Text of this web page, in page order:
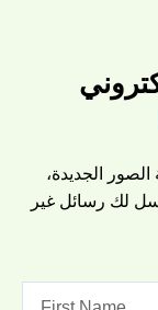
الجديدة،
لك رسائل غير